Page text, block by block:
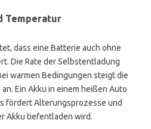
Temperatur
dass eine Batterie auch ohne
Die Rate der Selbstentladung
warmen Bedingungen steigt die
Ein Akku in einem heißen Auto
fördert Alterungsprozesse und
Akku tiefentladen wird.